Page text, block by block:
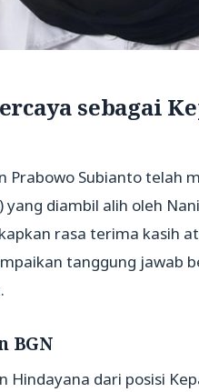
sebagai
Prabowo Subianto telah
yang diambil alih oleh
rasa terima kasih
tanggung jawab
BGN
Hindayana dari posisi